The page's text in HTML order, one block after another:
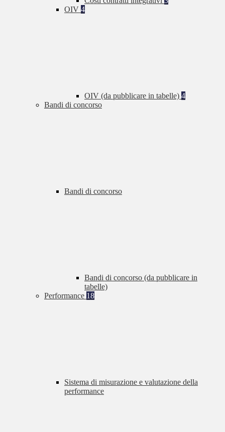
OIV 4
OIV (da pubblicare in tabelle) 4
Bandi di concorso
Bandi di concorso
Bandi di concorso (da pubblicare in
tabelle)
Performance 18
Sistema di misurazione e valutazione della
performance